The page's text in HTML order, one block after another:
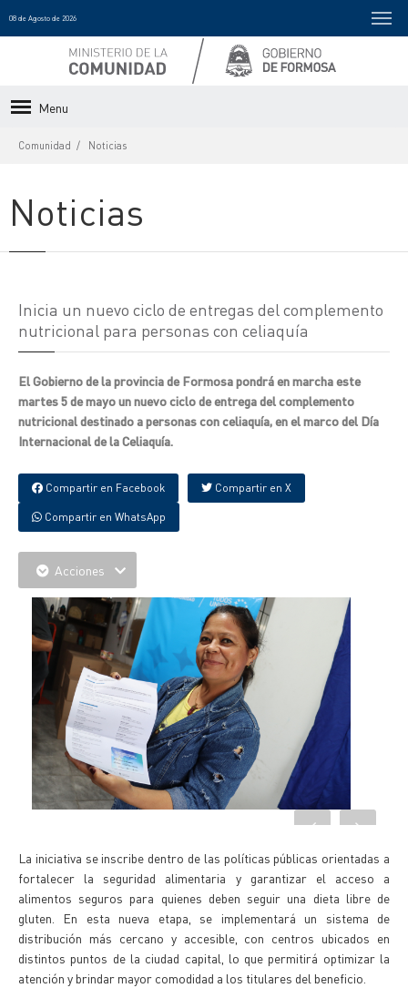
08 de Agosto de 2026
Menu
Comunidad Noticias
Noticias
Inicia un nuevo ciclo de entregas del complemento
nutricional para personas con celiaquía
El Gobierno de la provincia de Formosa pondrá en marcha este
martes 5 de mayo un nuevo ciclo de entrega del complemento
nutricional destinado a personas con celiaquía, en el marco del Día
Internacional de la Celiaquía.
Compartir en Facebook Compartir en X
Compartir en WhatsApp
Acciones
La iniciativa se inscribe dentro de las políticas públicas orientadas a
fortalecer la seguridad alimentaria y garantizar el acceso a
alimentos seguros para quienes deben seguir una dieta libre de
gluten. En esta nueva etapa, se implementará un sistema de
distribución más cercano y accesible, con centros ubicados en
distintos puntos de la ciudad capital, lo que permitirá optimizar la
atención y brindar mayor comodidad a los titulares del beneficio.